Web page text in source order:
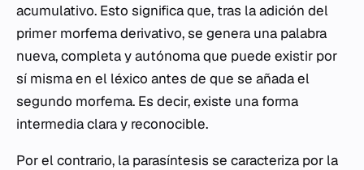
acumulativo. Esto significa que, tras la adición del
primer morfema derivativo, se genera una palabra
nueva, completa y autónoma que puede existir por
sí misma en el léxico antes de que se añada el
segundo morfema. Es decir, existe una forma
intermedia clara y reconocible.
Por el contrario, la parasíntesis se caracteriza por la